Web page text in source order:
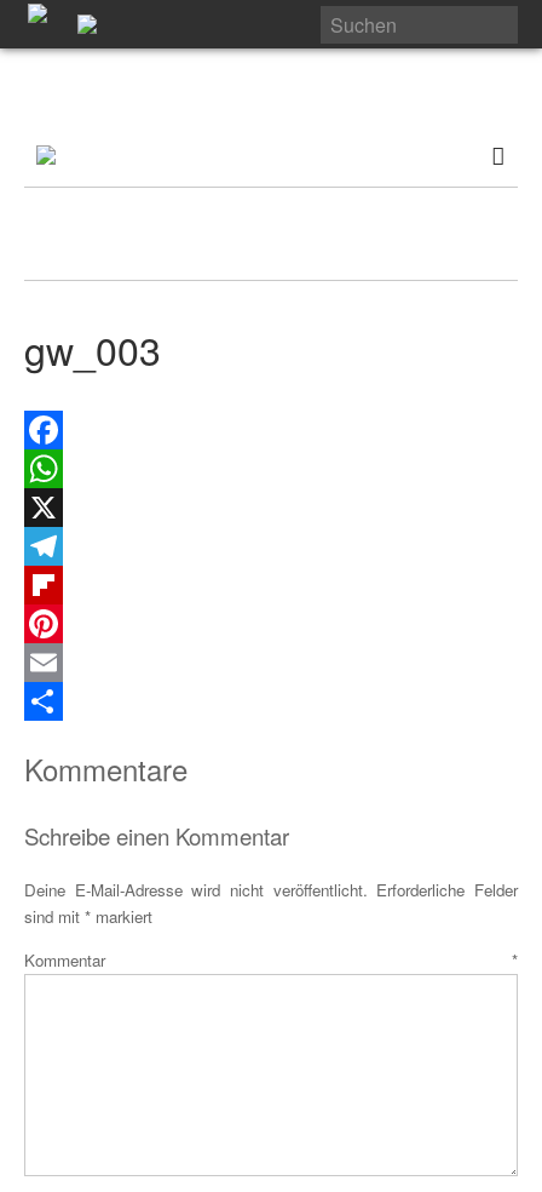
gw_003
Facebook
WhatsApp
X
Telegram
Flipboard
Pinterest
Email
Kommentare
Schreibe einen Kommentar
Deine E-Mail-Adresse wird nicht veröffentlicht. Erforderliche Felder
sind mit * markiert
Kommentar *